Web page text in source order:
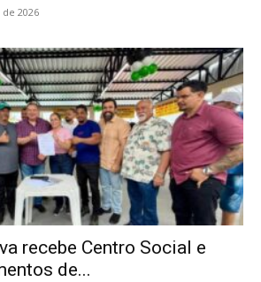
2026
recebe Centro Social e
de...